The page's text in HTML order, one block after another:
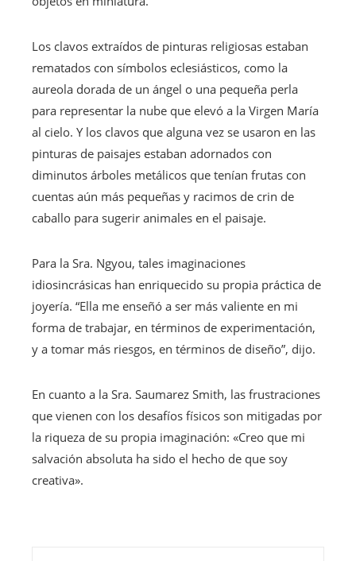
Los clavos extraídos de pinturas religiosas estaban
rematados con símbolos eclesiásticos, como la
aureola dorada de un ángel o una pequeña perla
para representar la nube que elevó a la Virgen María
al cielo. Y los clavos que alguna vez se usaron en las
pinturas de paisajes estaban adornados con
diminutos árboles metálicos que tenían frutas con
cuentas aún más pequeñas y racimos de crin de
caballo para sugerir animales en el paisaje.
Para la Sra. Ngyou, tales imaginaciones
idiosincrásicas han enriquecido su propia práctica de
joyería. “Ella me enseñó a ser más valiente en mi
forma de trabajar, en términos de experimentación,
y a tomar más riesgos, en términos de diseño”, dijo.
En cuanto a la Sra. Saumarez Smith, las frustraciones
que vienen con los desafíos físicos son mitigadas por
la riqueza de su propia imaginación: «Creo que mi
salvación absoluta ha sido el hecho de que soy
creativa».